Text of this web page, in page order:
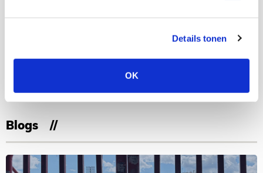
Details tonen
OK
23
11
Blogs